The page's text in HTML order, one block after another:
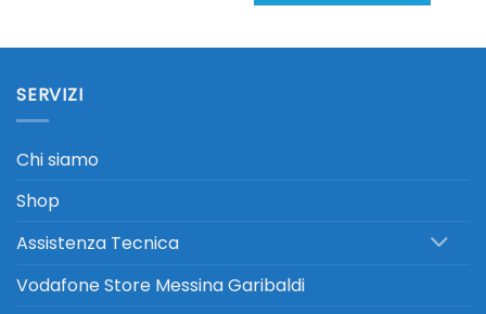
SERVIZI
Chi siamo
Shop
Assistenza Tecnica
Vodafone Store Messina Garibaldi